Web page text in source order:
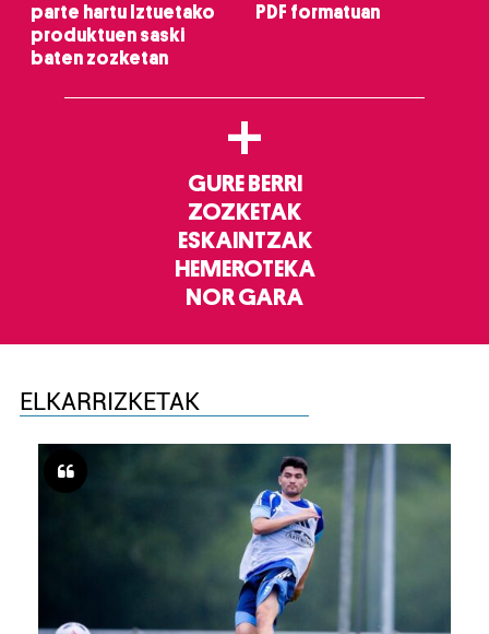
parte hartu Iztuetako
produktuen saski
baten zozketan
PDF formatuan
+
GURE BERRI
ZOZKETAK
ESKAINTZAK
HEMEROTEKA
NOR GARA
ELKARRIZKETAK